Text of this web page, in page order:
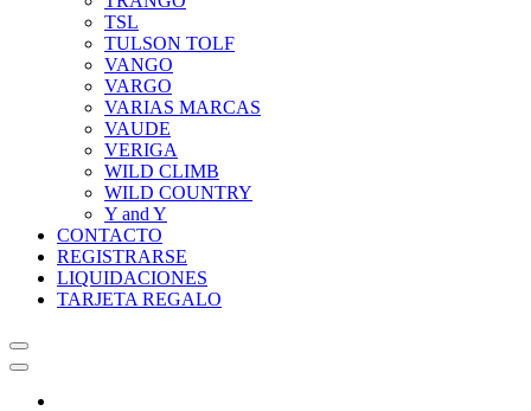
TSL
TULSON TOLF
VANGO
VARGO
VARIAS MARCAS
VAUDE
VERIGA
WILD CLIMB
WILD COUNTRY
Y and Y
CONTACTO
REGISTRARSE
LIQUIDACIONES
TARJETA REGALO